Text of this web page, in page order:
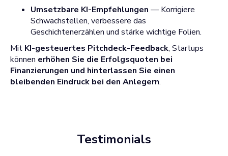
Umsetzbare KI-Empfehlungen — Korrigiere
Schwachstellen, verbessere das
Geschichtenerzählen und stärke wichtige Folien.
Mit KI-gesteuertes Pitchdeck-Feedback, Startups
können erhöhen Sie die Erfolgsquoten bei
Finanzierungen und hinterlassen Sie einen
bleibenden Eindruck bei den Anlegern.
Testimonials